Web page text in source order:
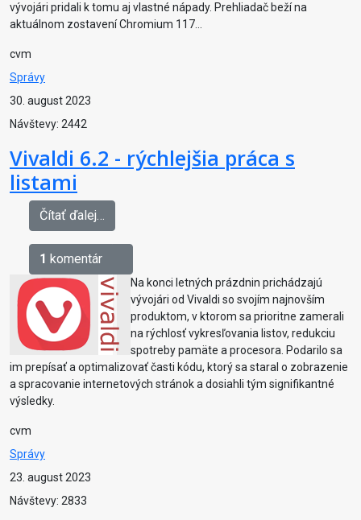
vývojári pridali k tomu aj vlastné nápady. Prehliadač beží na
aktuálnom zostavení Chromium 117...
cvm
Správy
30. august 2023
Návštevy: 2442
Vivaldi 6.2 - rýchlejšia práca s
listami
Čítať ďalej…
1 komentár
Na konci letných prázdnin prichádzajú
vývojári od Vivaldi so svojím najnovším
produktom, v ktorom sa prioritne zamerali
na rýchlosť vykresľovania listov, redukciu
spotreby pamäte a procesora. Podarilo sa
im prepísať a optimalizovať časti kódu, ktorý sa staral o zobrazenie
a spracovanie internetových stránok a dosiahli tým signifikantné
výsledky.
cvm
Správy
23. august 2023
Návštevy: 2833